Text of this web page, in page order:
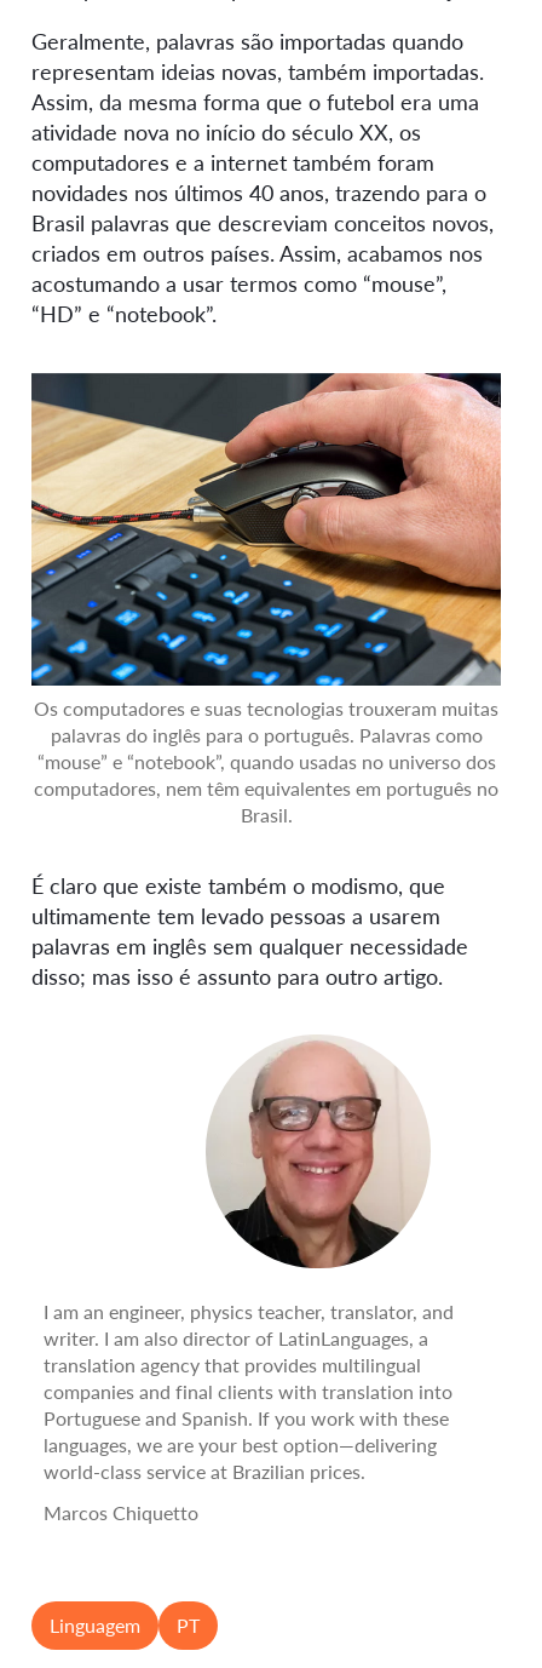
Geralmente, palavras são importadas quando
representam ideias novas, também importadas.
Assim, da mesma forma que o futebol era uma
atividade nova no início do século XX, os
computadores e a internet também foram
novidades nos últimos 40 anos, trazendo para o
Brasil palavras que descreviam conceitos novos,
criados em outros países. Assim, acabamos nos
acostumando a usar termos como “mouse”,
“HD” e “notebook”.
Os computadores e suas tecnologias trouxeram muitas
palavras do inglês para o português. Palavras como
“mouse” e “notebook”, quando usadas no universo dos
computadores, nem têm equivalentes em português no
Brasil.
É claro que existe também o modismo, que
ultimamente tem levado pessoas a usarem
palavras em inglês sem qualquer necessidade
disso; mas isso é assunto para outro artigo.
I am an engineer, physics teacher, translator, and
writer. I am also director of LatinLanguages, a
translation agency that provides multilingual
companies and final clients with translation into
Portuguese and Spanish. If you work with these
languages, we are your best option—delivering
world-class service at Brazilian prices.
Marcos Chiquetto
Linguagem PT